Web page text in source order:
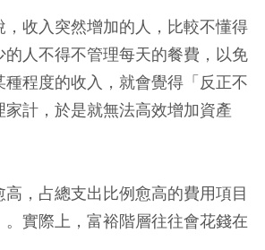
，收入突然增加的人，比較不懂得
人不得不管理每天的餐費，以免
程度的收入，就會覺得「反正不
計，於是就無法高效增加資產
高，占總支出比例愈高的費用項目
。實際上，富裕階層往往會花錢在